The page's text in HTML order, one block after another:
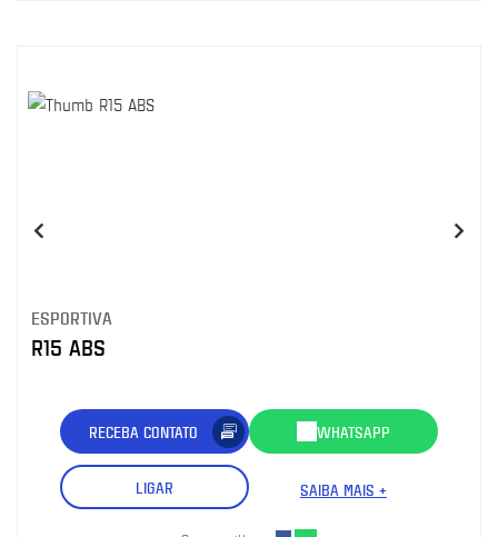
ESPORTIVA
R15 ABS
RECEBA CONTATO WHATSAPP
LIGAR SAIBA MAIS +